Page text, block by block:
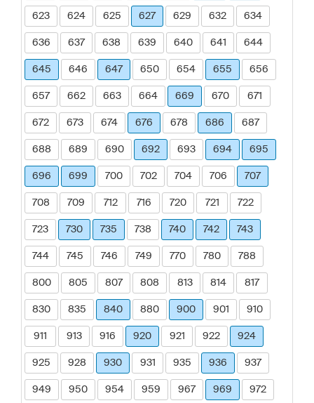
623 624 625 627 629 632 634
636 637 638 639 640 641 644
645 646 647 650 654 655 656
657 662 663 664 669 670 671
672 673 674 676 678 686 687
688 689 690 692 693 694 695
696 699 700 702 704 706 707
708 709 712 716 720 721 722
723 730 735 738 740 742 743
744 745 746 749 770 780 788
800 805 807 808 813 814 817
830 835 840 880 900 901 910
911 913 916 920 921 922 924
925 928 930 931 935 936 937
949 950 954 959 967 969 972